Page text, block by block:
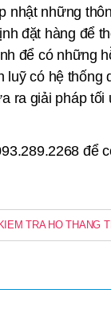
nhật những
đặt hàng để
để có những
có hệ thống
ra giải pháp tối
để
TRA HỐ THANG